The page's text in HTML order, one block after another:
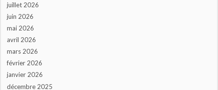
juillet 2026
juin 2026
mai 2026
avril 2026
mars 2026
février 2026
janvier 2026
décembre 2025